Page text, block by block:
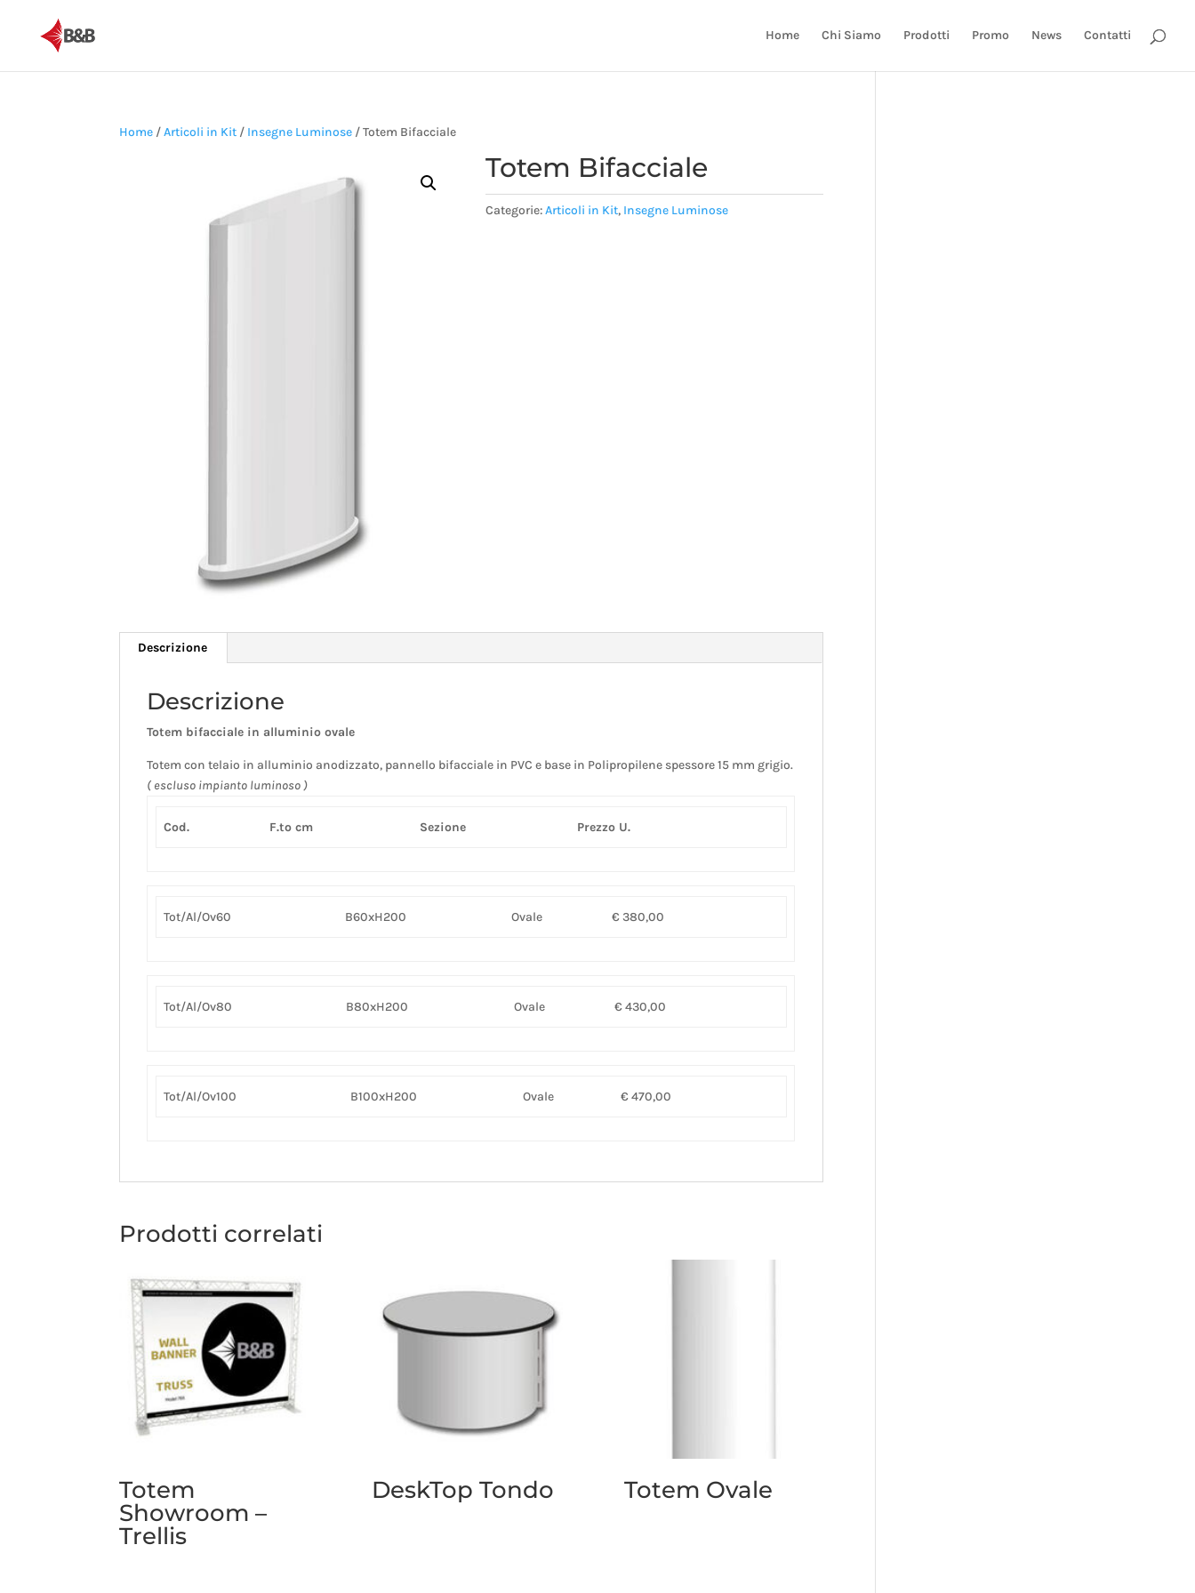
Home Chi Siamo Prodotti Promo News Contatti
Home /Articoli in Kit / Insegne Luminose / Totem Bifacciale
Totem Bifacciale
Categorie:Articoli in Kit, Insegne Luminose
Descrizione
Descrizione
Totem bifacciale in alluminio ovale
Totem con telaio in alluminio anodizzato, pannello bifacciale in PVC e base in Polipropilene spessore 15 mm grigio.
( escluso impianto luminoso )
Cod. F.to cm Sezione Prezzo U.
Tot/Al/Ov60 B60xH200 Ovale € 380,00
Tot/Al/Ov80 B80xH200 Ovale € 430,00
Tot/Al/Ov100 B100xH200 Ovale € 470,00
Prodotti correlati
Totem
Showroom –
Trellis
DeskTop Tondo Totem Ovale